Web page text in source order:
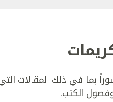
من 75 منشوراً بما في ذلك
وفصول الكتب.